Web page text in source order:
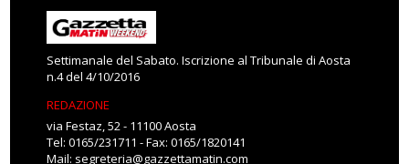
Settimanale del Sabato. Iscrizione al Tribunale di Aosta
n.4 del 4/10/2016
REDAZIONE
via Festaz, 52 - 11100 Aosta
Tel: 0165/231711 - Fax: 0165/1820141
Mail: segreteria@gazzettamatin.com